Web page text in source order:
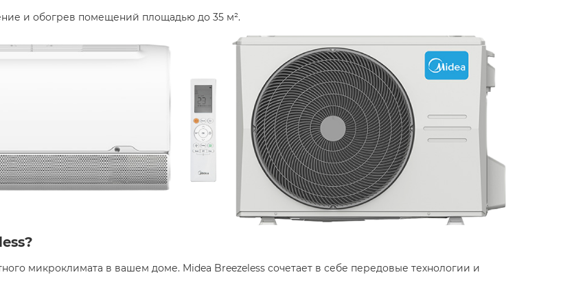
и обогрев помещений площадью до 35 м².
микроклимата в вашем доме. Midea Breezeless сочетает в себе передовые технологии и